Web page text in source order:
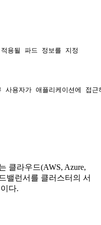
용될 파드 정보를 지정
사용자가 애플리케이션에 접
클라우드(AWS, Azure,
밸런서를 클러스터의 서
다.